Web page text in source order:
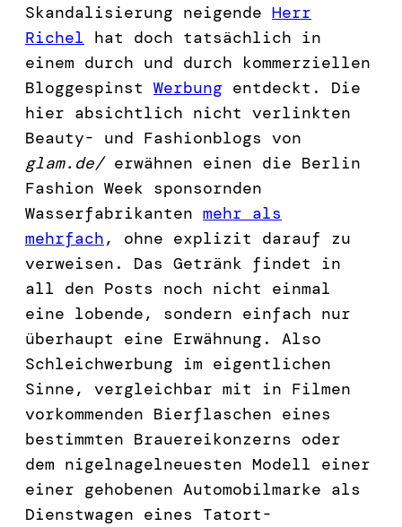
Skandalisierung neigende Herr
Richel hat doch tatsächlich in
einem durch und durch kommerziellen
Bloggespinst Werbung entdeckt. Die
hier absichtlich nicht verlinkten
Beauty- und Fashionblogs von
glam.de/erwähnen einen die Berlin
Fashion Week sponsornden
Wasserfabrikanten mehr als
mehrfach, ohne explizit darauf zu
verweisen. Das Getränk findet in
all den Posts noch nicht einmal
eine lobende, sondern einfach nur
überhaupt eine Erwähnung. Also
Schleichwerbung im eigentlichen
Sinne, vergleichbar mit in Filmen
vorkommenden Bierflaschen eines
bestimmten Brauereikonzerns oder
dem nigelnagelneuesten Modell einer
einer gehobenen Automobilmarke als
Dienstwagen eines Tatort-